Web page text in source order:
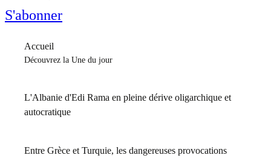
S'abonner
Accueil
Découvrez la Une du jour
L'Albanie d'Edi Rama en pleine dérive oligarchique et
autocratique
Entre Grèce et Turquie, les dangereuses provocations